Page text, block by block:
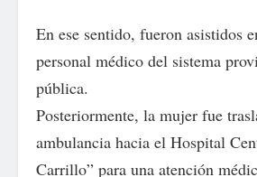
En ese sentido, fueron asistidos
personal médico del sistema
pública.
Posteriormente, la mujer fue
ambulancia hacia el Hospital
Carrillo” para una atención